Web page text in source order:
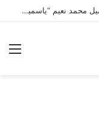
نقابة شركة بدر الدين للبترول تهنئ ابنة الزميل محمد نعيم “ياسمين” بتخرجها وتفوقها